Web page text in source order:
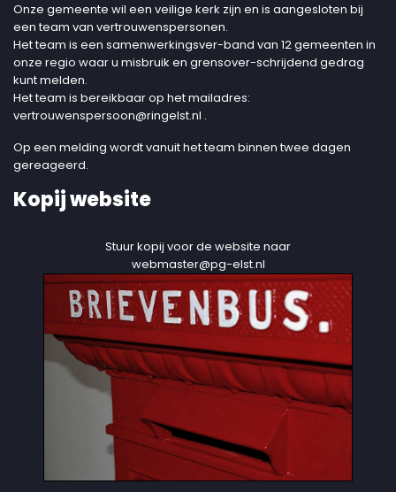
Onze gemeente wil een veilige kerk zijn en is aangesloten bij
een team van vertrouwenspersonen.
Het team is een samenwerkingsver-band van 12 gemeenten in
onze regio waar u misbruik en grensover-schrijdend gedrag
kunt melden.
Het team is bereikbaar op het mailadres:
vertrouwenspersoon@ringelst.nl .
Op een melding wordt vanuit het team binnen twee dagen
gereageerd.
Kopij website
Stuur kopij voor de website naar
webmaster@pg-elst.nl